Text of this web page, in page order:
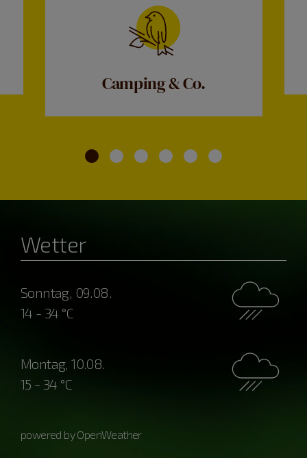
Camping & Co.
Wetter
Sonntag, 09.08.
14 - 34 °C
Montag, 10.08.
15 - 34 °C
powered by OpenWeather